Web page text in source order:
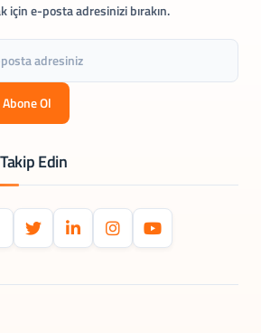
için e-posta adresinizi bırakın.
Abone Ol
Edin